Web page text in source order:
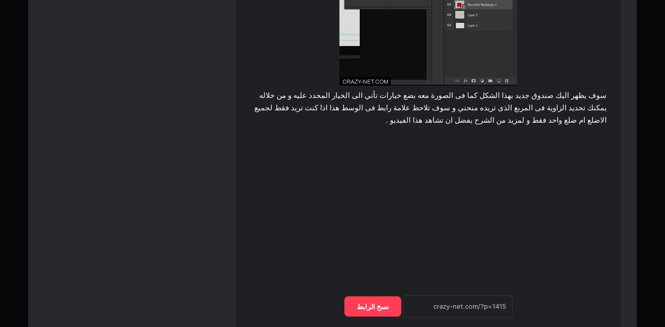
سوف يظهر اليك صندوق جديد بهذا الشكل كما فى الصورة معه بضع خيارات تأتي الى الخيار المحدد عليه و من خلاله
يمكنك تحديد الزاوية فى المربع الذى تريده منحني و سوف تلاحظ علامة رابط فى الوسط هذا اذا كنت تريد فقط لجميع
الاضلع ام ضلع واحد فقط و لمزيد من الشرح يفضل ان تشاهد هذا الفيديو .
نسخ الرابط